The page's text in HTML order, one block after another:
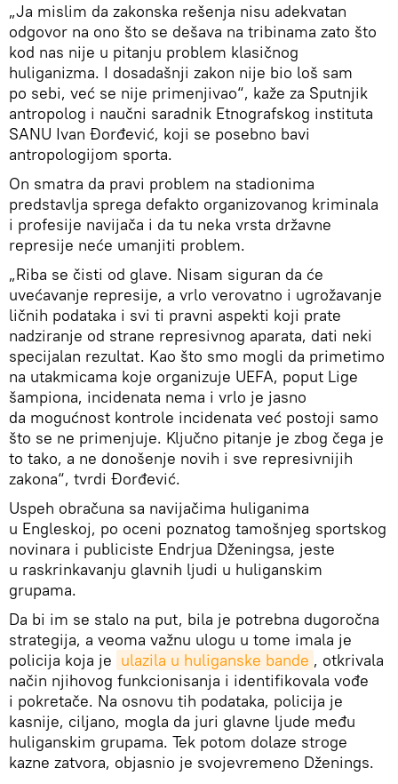
„Ja mislim da zakonska rešenja nisu adekvatan
odgovor na ono što se dešava na tribinama zato što
kod nas nije u pitanju problem klasičnog
huliganizma. I dosadašnji zakon nije bio loš sam
po sebi, već se nije primenjivao“, kaže za Sputnjik
antropolog i naučni saradnik Etnografskog instituta
SANU Ivan Đorđević, koji se posebno bavi
antropologijom sporta.
On smatra da pravi problem na stadionima
predstavlja sprega defakto organizovanog kriminala
i profesije navijača i da tu neka vrsta državne
represije neće umanjiti problem.
„Riba se čisti od glave. Nisam siguran da će
uvećavanje represije, a vrlo verovatno i ugrožavanje
ličnih podataka i svi ti pravni aspekti koji prate
nadziranje od strane represivnog aparata, dati neki
specijalan rezultat. Kao što smo mogli da primetimo
na utakmicama koje organizuje UEFA, poput Lige
šampiona, incidenata nema i vrlo je jasno
da mogućnost kontrole incidenata već postoji samo
što se ne primenjuje. Ključno pitanje je zbog čega je
to tako, a ne donošenje novih i sve represivnijih
zakona“, tvrdi Đorđević.
Uspeh obračuna sa navijačima huliganima
u Engleskoj, po oceni poznatog tamošnjeg sportskog
novinara i publiciste Endrjua Dženingsa, jeste
u raskrinkavanju glavnih ljudi u huliganskim
grupama.
Da bi im se stalo na put, bila je potrebna dugoročna
strategija, a veoma važnu ulogu u tome imala je
policija koja je ulazila u huliganske bande , otkrivala
način njihovog funkcionisanja i identifikovala vođe
i pokretače. Na osnovu tih podataka, policija je
kasnije, ciljano, mogla da juri glavne ljude među
huliganskim grupama. Tek potom dolaze stroge
kazne zatvora, objasnio je svojevremeno Dženings.